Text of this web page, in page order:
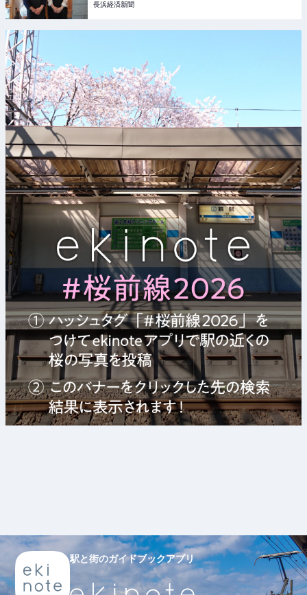
長浜経済新聞
駅と街のガイドブックアプリ